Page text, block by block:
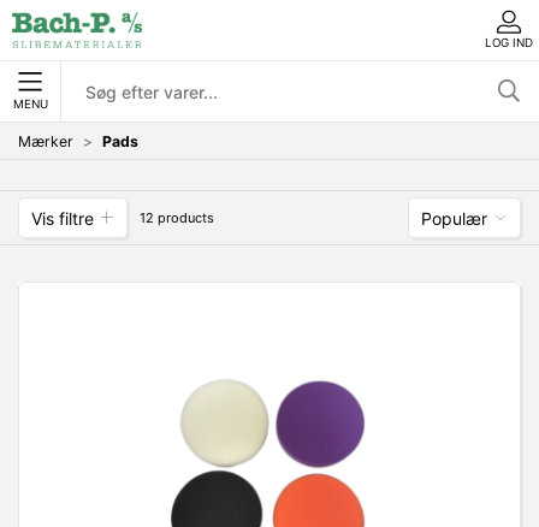
LOG IND
MENU
Mærker Pads
Vis filtre 12 products Populær